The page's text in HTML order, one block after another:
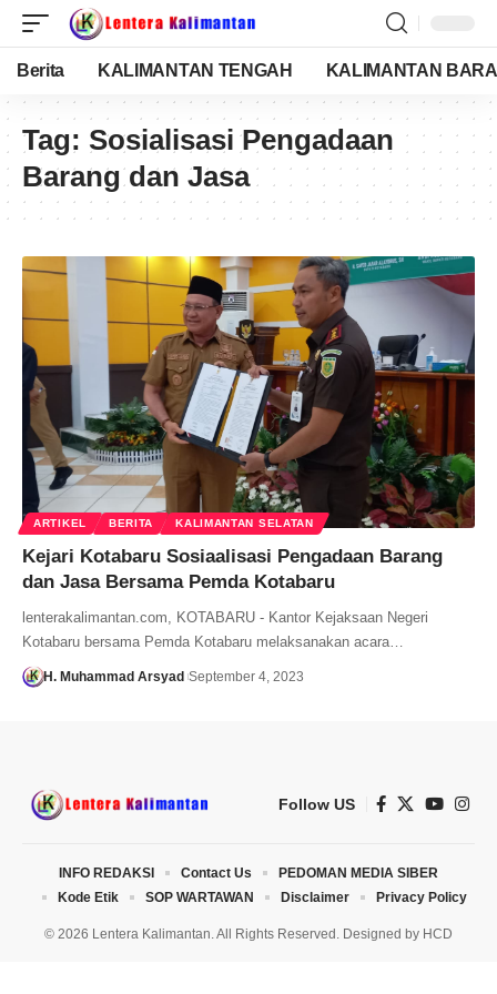
Berita KALIMANTAN TENGAH KALIMANTAN
Tag: Sosialisasi Pengadaan
Barang dan Jasa
ARTIKEL BERITA KALIMANTAN SELATAN
Kejari Kotabaru Sosiaalisasi Pengadaan Barang
dan Jasa Bersama Pemda Kotabaru
lenterakalimantan.com, KOTABARU - Kantor Kejaksaan Negeri
Kotabaru bersama Pemda Kotabaru melaksanakan acara…
H. Muhammad Arsyad September 4, 2023
Follow US
© 2026 Lentera Kalimantan. All Rights Reserved. Designed by HCD
INFO REDAKSI Contact Us
PEDOMAN MEDIA SIBER
Kode Etik
SOP WARTAWAN Disclaimer Privacy Policy